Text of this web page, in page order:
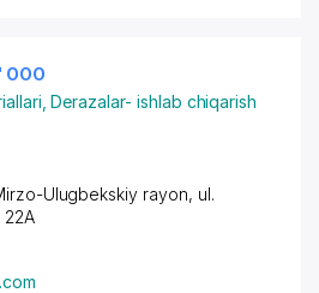
ООО
,Derazalar- ishlab chiqarish
Ulugbekskiy rayon, ul.
22A